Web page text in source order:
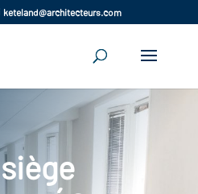
keteland@architecteurs.com